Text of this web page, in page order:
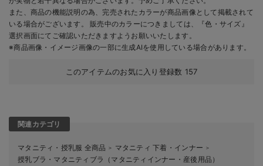
また、商品の機能説明の為、完売されたカラーが商品画像として掲載されて
いる場合がございます。 販売中のカラーにつきましては、『色・サイズ』
選択画面にてご確認いただきますようお願いいたします。
※商品画像・イメージ画像の一部に生成AIを使用している場合があります。
このアイテムのお気に入り登録数 157
関連カテゴリ
マタニティ・授乳服 全商品 ＞ マタニティ 下着・インナー ＞
授乳ブラ・マタニティブラ（マタニティインナー・産後用品）